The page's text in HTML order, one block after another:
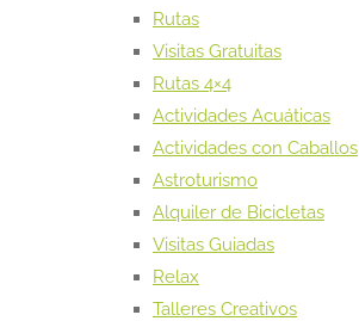
Rutas
Visitas Gratuitas
Rutas 4×4
Actividades Acuáticas
Actividades con Caballos
Astroturismo
Alquiler de Bicicletas
Visitas Guiadas
Relax
Talleres Creativos